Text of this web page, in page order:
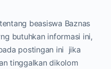
beasiswa Baznas
butuhkan informasi ini,
postingan ini jika
tinggalkan dikolom